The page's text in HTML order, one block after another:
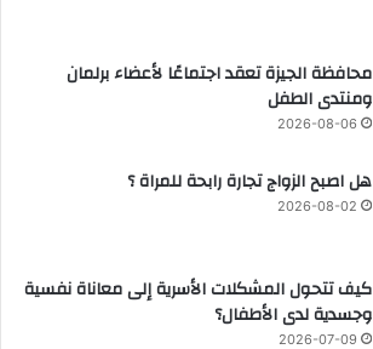
محافظة الجيزة تعقد اجتماعًا لأعضاء برلمان
ومنتدى الطفل
2026-08-06
هل اصبح الزواج تجارة رابحة للمراة ؟
2026-08-02
كيف تتحول المشكلات الأسرية إلى معاناة نفسية
وجسدية لدى الأطفال؟
2026-07-09